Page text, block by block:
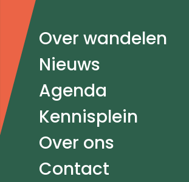
Doormat
navigatie
Over wandelen
Nieuws
Agenda
Kennisplein
Over ons
Contact